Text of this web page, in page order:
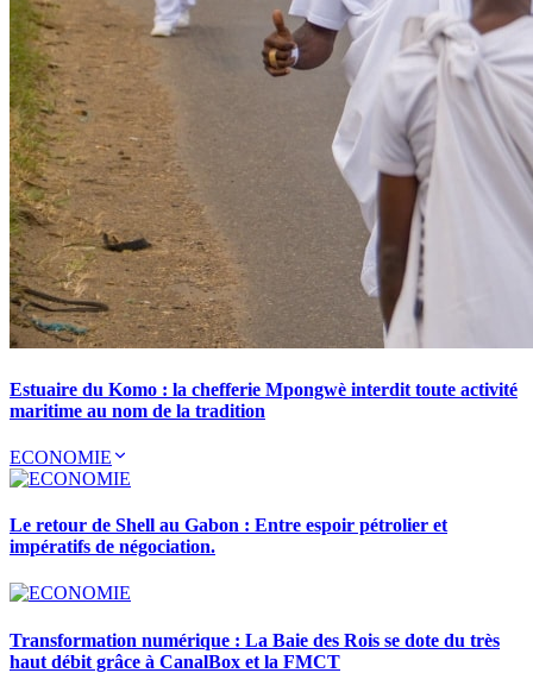
Estuaire du Komo : la chefferie Mpongwè interdit toute activité
maritime au nom de la tradition
ECONOMIE
Le retour de Shell au Gabon : Entre espoir pétrolier et
impératifs de négociation.
Transformation numérique : La Baie des Rois se dote du très
haut débit grâce à CanalBox et la FMCT